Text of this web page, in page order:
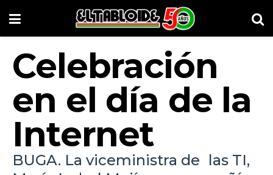
Celebración
en el día de la
Internet
BUGA. La viceministra de las TI,